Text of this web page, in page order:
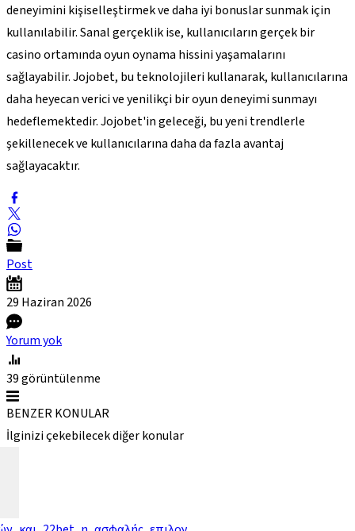
deneyimini kişiselleştirmek ve daha iyi bonuslar sunmak için
kullanılabilir. Sanal gerçeklik ise, kullanıcıların gerçek bir
casino ortamında oyun oynama hissini yaşamalarını
sağlayabilir. Jojobet, bu teknolojileri kullanarak, kullanıcılarına
daha heyecan verici ve yenilikçi bir oyun deneyimi sunmayı
hedeflemektedir. Jojobet'in geleceği, bu yeni trendlerle
şekillenecek ve kullanıcılarına daha da fazla avantaj
sağlayacaktır.
Post
29 Haziran 2026
Yorum yok
39görüntülenme
BENZER KONULAR
İlginizi çekebilecek diğer konular